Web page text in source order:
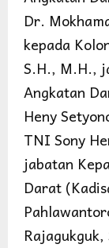
Dr.
kepada
S.H., M.H.,
Angkatan
Heny
TNI Sony
jabatan
Darat
Rajagukguk,